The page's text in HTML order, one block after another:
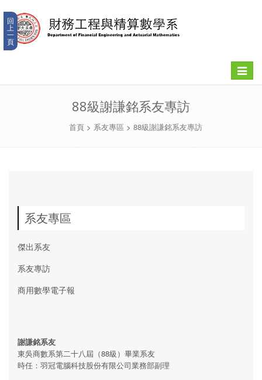
回
上
一
頁
Toggle
88級謝謙銘系友專訪
首頁> 系友專區 > 88級謝謙銘系友專訪
系友專區
傑出系友
系友專訪
商用數學電子報
謝謙銘系友
東吳商數系第二十八屆（88級）畢業系友
時任：羽冠電腦科技股份有限公司業務部副理